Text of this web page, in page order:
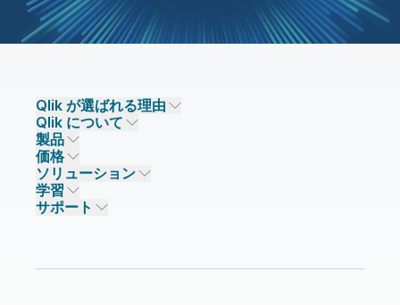
Qlik が選ばれる理由
Qlik が選ばれる理由
信頼とセキュリティ
信頼とプライバシー
信頼と AI
主なテクノロジーパートナー
データソースとターゲット
Qlik について
企業情報
採用情報
ニュースルーム
事業所 / 連絡先
製品
データ統合とデータ品質
Qlik Talend
Qlik Talend Cloud
Talend Data Fabric
Qlik Cloud Analytics
価格
データ統合
データ分析
AI / 機械学習
ソリューション
ソリューションパートナー
パートナー検索
学習
イベント
サポート